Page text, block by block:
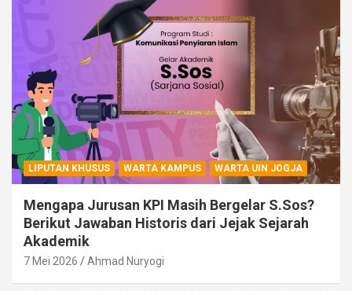
LIPUTAN KHUSUS WARTA KAMPUS WARTA UIN JOGJA
Mengapa Jurusan KPI Masih Bergelar S.Sos?
Berikut Jawaban Historis dari Jejak Sejarah
Akademik
7 Mei 2026 Ahmad Nuryogi